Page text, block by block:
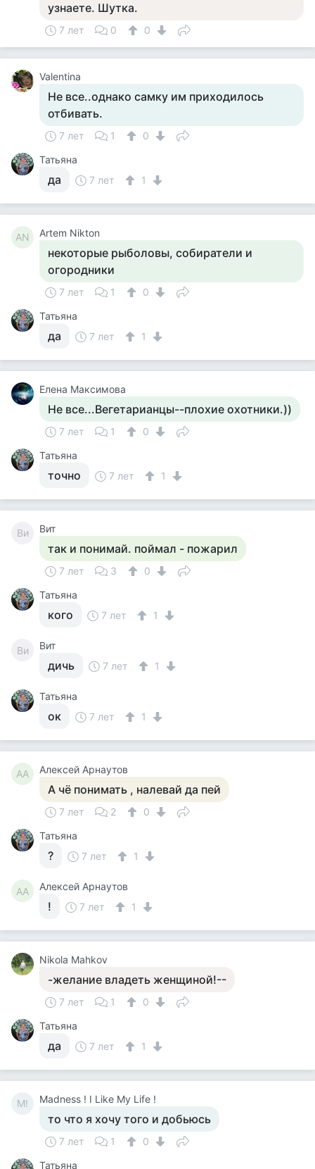
узнаете. Шутка.
7 лет 0 0
Valentina
Не все..однако самку им приходилось
отбивать.
7 лет 1
0
Татьяна
да 7 лет 1
AN Artem Nikton
некоторые рыболовы, собиратели и
огородники
7 лет 1
0
Татьяна
да 7 лет 1
Елена Максимова
Не все...Вегетарианцы--плохие охотники.))
7 лет 1
0
Татьяна
точно 7 лет 1
Ви Вит
так и понимай. поймал - пожарил
7 лет 3
0
Татьяна
кого 7 лет 1
Ви Вит
дичь 7 лет 1
Татьяна
ок 7 лет 1
АА Алексей Арнаутов
А чё понимать , налевай да пей
7 лет 2
0
Татьяна
? 7 лет 1
АА Алексей Арнаутов
! 7 лет 1
Nikola Mahkov
-желание владеть женщиной!--
7 лет 1
0
Татьяна
да 7 лет 1
M! Madness ! I Like My Life !
то что я хочу того и добьюсь
7 лет 1
0
Татьяна